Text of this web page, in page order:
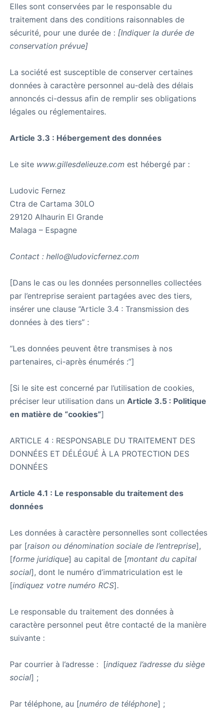
Elles sont conservées par le responsable du
traitement dans des conditions raisonnables de
sécurité, pour une durée de : [Indiquer la durée de
conservation prévue]
La société est susceptible de conserver certaines
données à caractère personnel au-delà des délais
annoncés ci-dessus afin de remplir ses obligations
légales ou réglementaires.
Article 3.3 : Hébergement des données
Le site www.gillesdelieuze.com est hébergé par :
Ludovic Fernez
Ctra de Cartama 30LO
29120 Alhaurin El Grande
Malaga – Espagne
Contact : hello@ludovicfernez.com
[Dans le cas ou les données personnelles collectées
par l’entreprise seraient partagées avec des tiers,
insérer une clause “Article 3.4 : Transmission des
données à des tiers” :
“Les données peuvent être transmises à nos
partenaires, ci-après énumérés :”]
[Si le site est concerné par l’utilisation de cookies,
préciser leur utilisation dans un Article 3.5 : Politique
en matière de “cookies”]
ARTICLE 4 : RESPONSABLE DU TRAITEMENT DES
DONNÉES ET DÉLÉGUÉ À LA PROTECTION DES
DONNÉES
Article 4.1 : Le responsable du traitement des
données
Les données à caractère personnelles sont collectées
par [raison ou dénomination sociale de l’entreprise],
[forme juridique] au capital de [montant du capital
social], dont le numéro d’immatriculation est le
[indiquez votre numéro RCS].
Le responsable du traitement des données à
caractère personnel peut être contacté de la manière
suivante :
Par courrier à l’adresse : [indiquez l’adresse du siège
social] ;
Par téléphone, au [numéro de téléphone] ;